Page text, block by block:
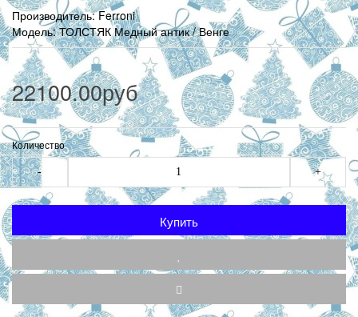
Производитель:Ferroni
Модель: ТОЛСТЯК Медный антик / Венге
22100.00руб
Количество
- +
Купить